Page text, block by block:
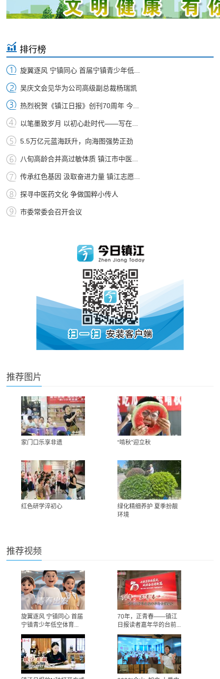
排行榜
旋翼逐风 宁镇同心 首届宁镇青少年低...
吴庆文会见华为公司高级副总裁杨瑞凯
热烈祝贺《镇江日报》创刊70周年 今...
以笔墨致岁月 以初心赴时代——写在...
5.5万亿元蓝海跃升，向海图强势正劲
八旬高龄合并高过敏体质 镇江市中医...
传承红色基因 汲取奋进力量 镇江志愿...
探寻中医药文化 争做国粹小传人
市委常委会召开会议
推荐图片
家门口乐享非遗 “啃秋”迎立秋
红色研学淬初心
绿化精细养护 夏季扮靓
环境
推荐视频
旋翼逐风 宁镇同心 首届
宁镇青少年低空体育...
70年，正青春——镇江
日报读者嘉年华的台前...